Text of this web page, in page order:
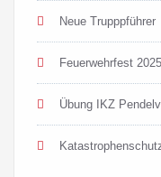
Neue Trupppführer
Feuerwehrfest 2025
Übung IKZ